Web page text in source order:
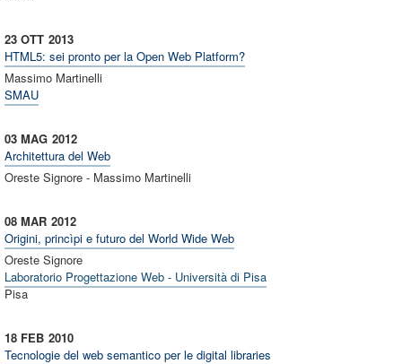
2013
23 OTT
HTML5: sei pronto per la Open Web Platform?
Massimo Martinelli
SMAU
2012
03 MAG
Architettura del Web
Oreste Signore - Massimo Martinelli
2012
08 MAR
Origini, princìpi e futuro del World Wide Web
Oreste Signore
Laboratorio Progettazione Web - Università di Pisa
Pisa
2010
18 FEB
Tecnologie del web semantico per le digital libraries